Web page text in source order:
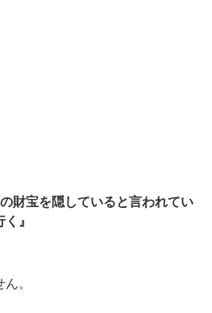
財宝を隠していると言われてい
』
。